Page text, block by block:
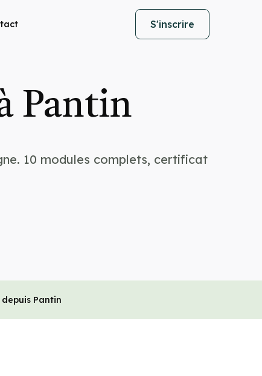
S'inscrire
Pantin
10 modules complets, certificat
Pantin